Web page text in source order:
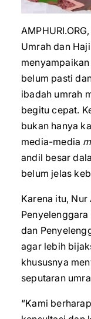
Umrah dan
belum pasti
ibadah umrah
begitu cepat.
bukan hanya
media-media
andil besar
belum jelas
Karena itu,
Penyelenggara
dan
agar lebih
khususnya
seputaran
“Kami